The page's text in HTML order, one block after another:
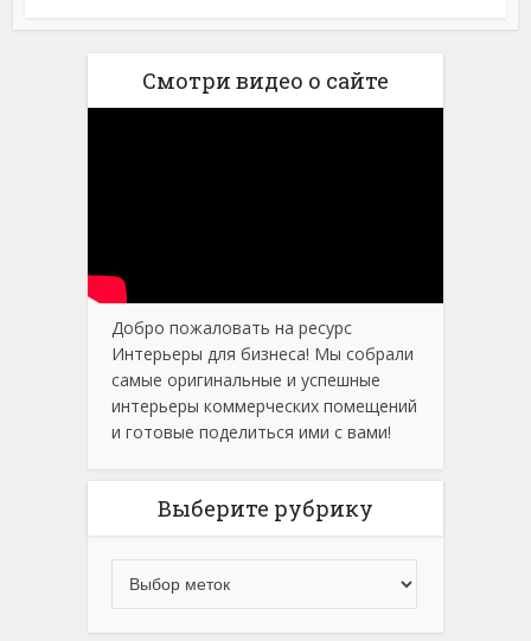
Смотри видео о сайте
Добро пожаловать на ресурс
Интерьеры для бизнеса! Мы собрали
самые оригинальные и успешные
интерьеры коммерческих помещений
и готовые поделиться ими с вами!
Выберите рубрику